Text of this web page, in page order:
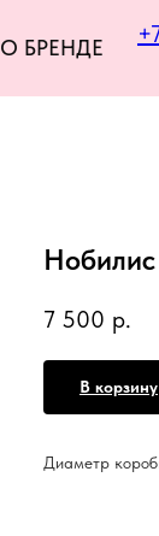
О БРЕНДЕ
7 500 р.
В корзину
Диаметр